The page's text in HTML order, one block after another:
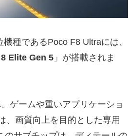
種であるPoco F8 Ultraには、
Elite Gen 5 」が搭載されま
ゲームや重いアプリケーショ
、画質向上を目的とした専用